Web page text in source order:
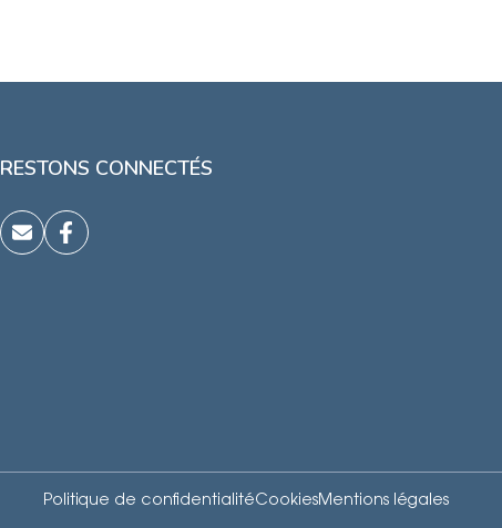
RESTONS CONNECTÉS
Politique de confidentialitéCookiesMentions légales